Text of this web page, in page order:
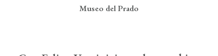
Museo del Prado